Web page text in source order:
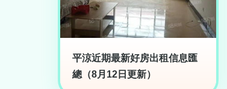
平涼近期最新好房出租信息匯
總（8月12日更新）